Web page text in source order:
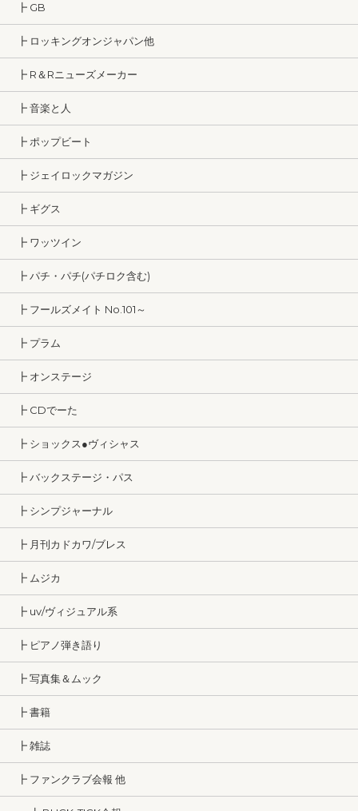
┣ GB
┣ ロッキングオンジャパン他
┣ R＆Rニューズメーカー
┣ 音楽と人
┣ ポップビート
┣ ジェイロックマガジン
┣ ギグス
┣ ワッツイン
┣ パチ・パチ(パチロク含む)
┣ フールズメイト No.101～
┣ プラム
┣ オンステージ
┣ CDでーた
┣ ショックス●ヴィシャス
┣ バックステージ・パス
┣ シンプジャーナル
┣ 月刊カドカワ/ブレス
┣ ムジカ
┣ uv/ヴィジュアル系
┣ ピアノ弾き語り
┣ 写真集＆ムック
┣ 書籍
┣ 雑誌
┣ ファンクラブ会報 他